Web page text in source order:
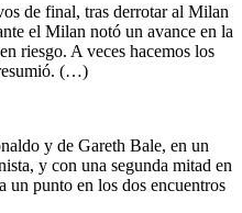
de final, tras derrotar al Milan
el Milan notó un avance en la
riesgo. A veces hacemos los
resumió. (…)
y de Gareth Bale, en un
y con una segunda mitad en
un punto en los dos encuentros